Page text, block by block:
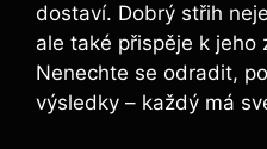
dostaví. Dobrý střih
ale také přispěje k jeho
Nenechte se odradit,
výsledky – každý má